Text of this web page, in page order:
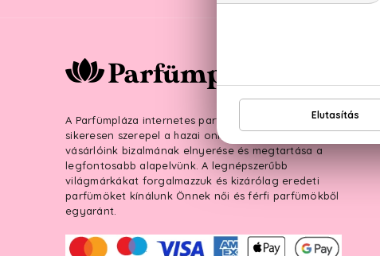
A Parfümpláza internetes parfüméria 2007. óta
sikeresen szerepel a hazai online piacon, hiszen
vásárlóink bizalmának elnyerése és megtartása a
legfontosabb alapelvünk. A legnépszerűbb
világmárkákat forgalmazzuk és kizárólag eredeti
parfümöket kínálunk Önnek női és férfi parfümökből
egyaránt.